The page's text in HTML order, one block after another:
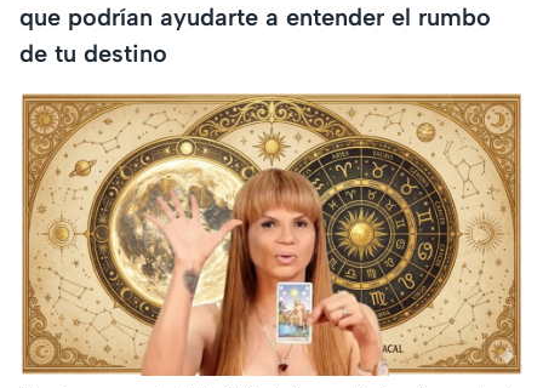
que podrían ayudarte a entender el rumbo
de tu destino